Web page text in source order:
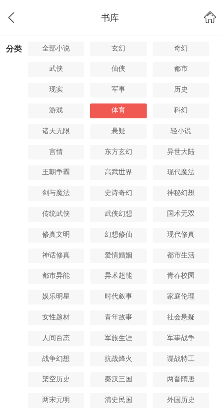
书库
分类 全部小说 玄幻 奇幻
武侠 仙侠 都市
现实 军事 历史
游戏 体育 科幻
诸天无限 悬疑 轻小说
言情 东方玄幻 异世大陆
王朝争霸 高武世界 现代魔法
剑与魔法 史诗奇幻 神秘幻想
传统武侠 武侠幻想 国术无双
修真文明 幻想修仙 现代修真
神话修真 爱情婚姻 都市生活
都市异能 异术超能 青春校园
娱乐明星 时代叙事 家庭伦理
女性题材 青年故事 社会悬疑
人间百态 军旅生涯 军事战争
战争幻想 抗战烽火 谍战特工
架空历史 秦汉三国 两晋隋唐
两宋元明 清史民国 外国历史